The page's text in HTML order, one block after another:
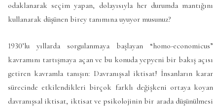
odaklanarak seçim yapan, dolayısıyla her durumda mantığını
kullanarak düşünen birey tanımına uyuyor musunuz?
1930’lu yıllarda sorgulanmaya başlayan “homo-economicus”
kavramını tartışmaya açan ve bu konuda yepyeni bir bakış açısı
getiren kavramla tanışın: Davranışsal iktisat! İnsanların karar
sürecinde etkilendikleri birçok farklı değişkeni ortaya koyan
davranışsal iktisat, iktisat ve psikolojinin bir arada düşünülmesi